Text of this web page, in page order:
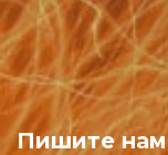
Пишите нам